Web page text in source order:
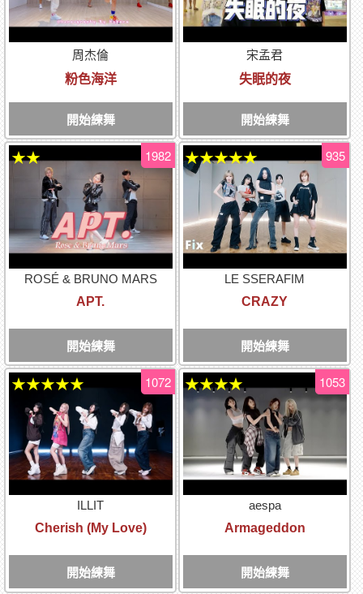
周杰倫
粉色海洋
開始練舞
宋孟君
失眠的夜
開始練舞
ROSÉ & BRUNO MARS
APT.
開始練舞
1982
★★
LE SSERAFIM
CRAZY
開始練舞
935
★★★★★
ILLIT
Cherish (My Love)
開始練舞
1072
★★★★★
aespa
Armageddon
開始練舞
1053
★★★★